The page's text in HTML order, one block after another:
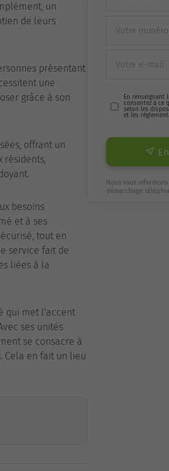
un
de leurs
présentant
une
grâce à son
offrant un
résidents,
besoins
et à ses
tout en
service fait de
liées à la
qui met l'accent
ses unités
se consacre à
Cela en fait un lieu
En renseignant
consentez à ce
selon les
et les
Nous vous
démarchage